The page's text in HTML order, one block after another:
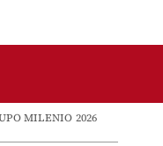
MILENIO 2026